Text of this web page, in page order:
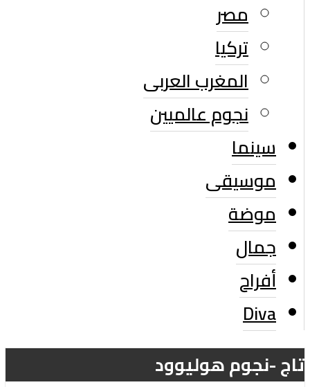
مصر
تركيا
المغرب العربى
نجوم عالميين
سينما
موسيقى
موضة
جمال
أفراح
Diva
تاج -نجوم هوليوود